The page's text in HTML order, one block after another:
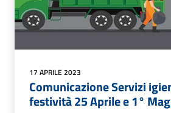
17 APRILE 2023
Comunicazione Servizi
festività 25 Aprile e 1°